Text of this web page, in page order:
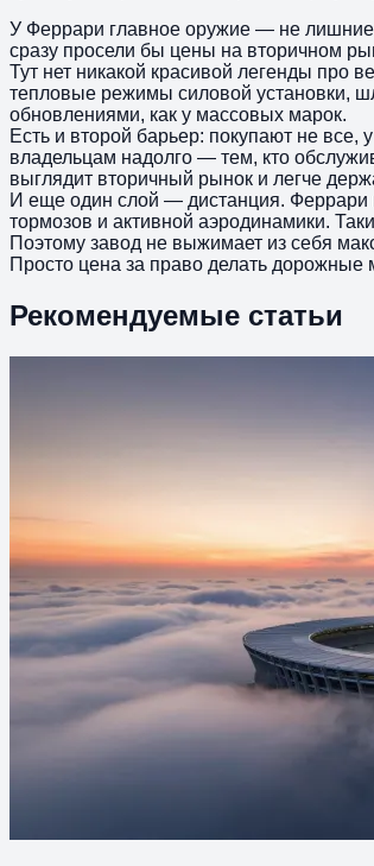
У Феррари главное оружие — не
сразу просели бы цены на вторичном
Тут нет никакой красивой легенды про
тепловые режимы силовой установки,
обновлениями, как у массовых марок.
Есть и второй барьер: покупают не все,
владельцам надолго — тем, кто
выглядит вторичный рынок и легче
И еще один слой — дистанция. Феррари
тормозов и активной аэродинамики.
Поэтому завод не выжимает из себя
Просто цена за право делать
Рекомендуемые статьи